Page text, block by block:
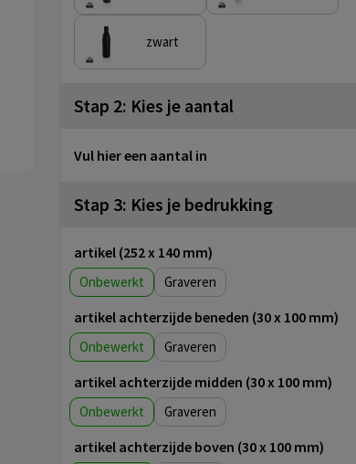
zwart
Stap 2: Kies je aantal
Vul hier een aantal in
Stap 3: Kies je bedrukking
artikel (252 x 140 mm)
Onbewerkt Graveren
artikel achterzijde beneden (30 x 100 mm)
Onbewerkt Graveren
artikel achterzijde midden (30 x 100 mm)
Onbewerkt Graveren
artikel achterzijde boven (30 x 100 mm)